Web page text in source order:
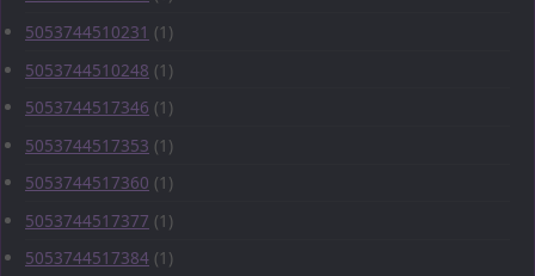
5053744510231 (1)
5053744510248 (1)
5053744517346 (1)
5053744517353 (1)
5053744517360 (1)
5053744517377 (1)
5053744517384 (1)